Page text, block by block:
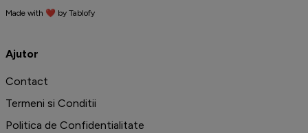
Made with ❤ by Tablofy
Ajutor
Contact
Termeni si Conditii
Politica de Confidentialitate